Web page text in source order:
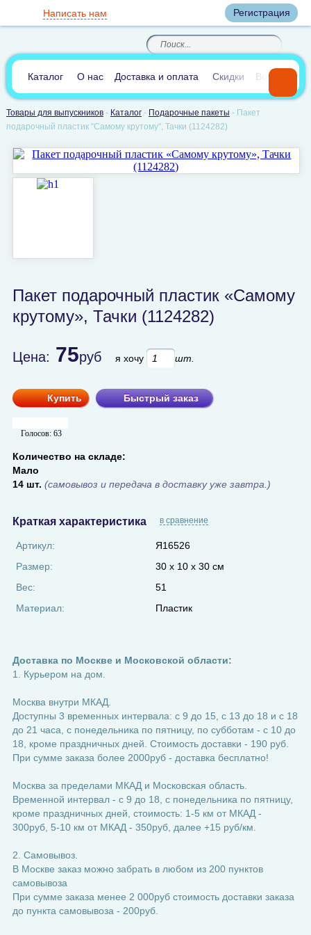
Регистрация
8(812)385-66-65
8(905) 700-70-04
По России звонок
бесплатный
(круглосуточно)
Написать нам
В сравнении:0
Каталог О нас Доставка и оплата Скидки Вопросы и
Товары для выпускников- Каталог- Подарочные пакеты - Пакет
подарочный пластик "Самому крутому", Тачки (1124282)
Пакет подарочный пластик «Самому
крутому», Тачки (1124282)
Цена: 75руб я хочу шт.
Купить Быстрый заказ
Голосов: 63
Количество на складе:
Мало
14 шт. (самовывоз и передача в доставку уже завтра.)
Краткая характеристика в сравнение
Артикул:
Я16526
Размер:
30 х 10 х 30 см
Вес:
51
Материал:
Пластик
Доставка по Москве и Московской области:
1. Курьером на дом.
Москва внутри МКАД.
Доступны 3 временных интервала: с 9 до 15, с 13 до 18 и с 18
до 21 часа, с понедельника по пятницу, по субботам - с 10 до
18, кроме праздничных дней. Стоимость доставки - 190 руб.
При сумме заказа более 2000руб - доставка бесплатно!
Москва за пределами МКАД и Московская область.
Временной интервал - с 9 до 18, с понедельника по пятницу,
кроме праздничных дней, стоимость: 1-5 км от МКАД -
300руб, 5-10 км от МКАД - 350руб, далее +15 руб/км.
2. Самовывоз.
В Москве заказ можно забрать в любом из 200 пунктов
самовывоза
При сумме заказа менее 2 000руб стоимость доставки заказа
до пункта самовывоза - 200руб.